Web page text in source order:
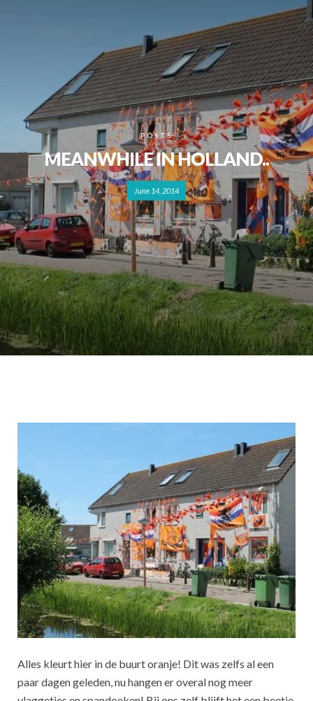
POSTS
MEANWHILE IN HOLLAND..
June 14, 2014
Alles kleurt hier in de buurt oranje! Dit was zelfs al een
paar dagen geleden, nu hangen er overal nog meer